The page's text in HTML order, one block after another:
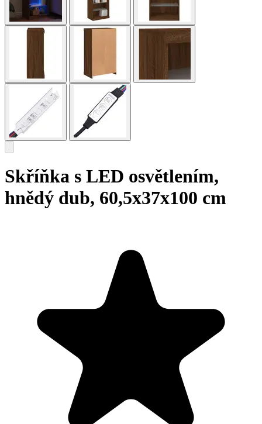
Skříňka s LED osvětlením,
hnědý dub, 60,5x37x100 cm